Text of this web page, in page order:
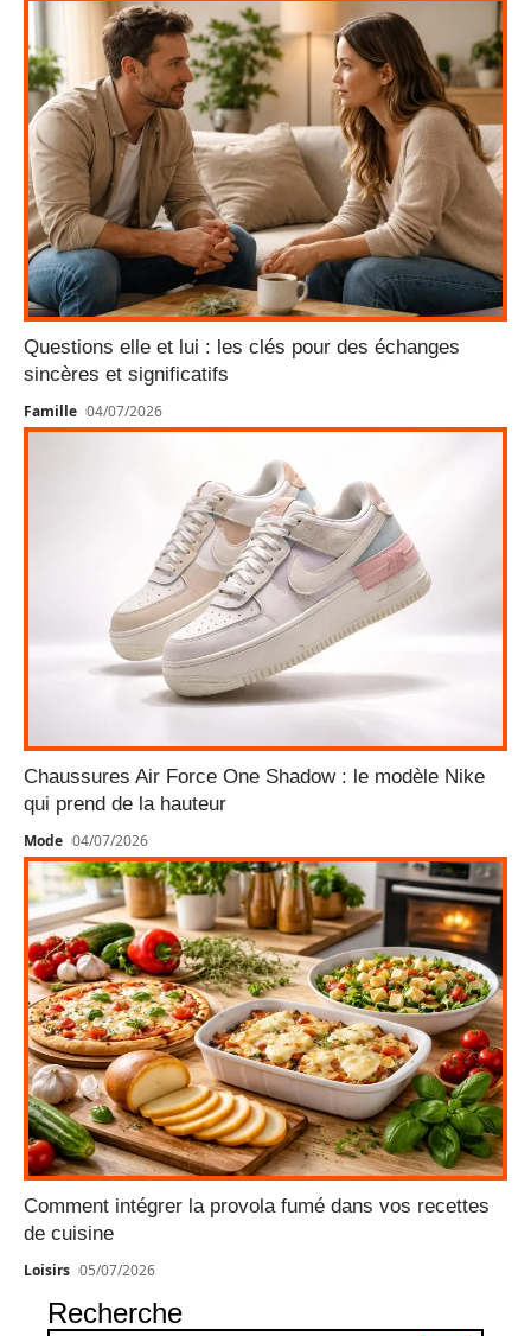
Questions elle et lui : les clés pour des échanges
sincères et significatifs
Famille 04/07/2026
Chaussures Air Force One Shadow : le modèle Nike
qui prend de la hauteur
Mode 04/07/2026
Comment intégrer la provola fumé dans vos recettes
de cuisine
Loisirs 05/07/2026
Recherche